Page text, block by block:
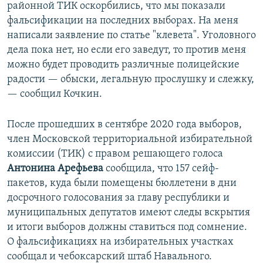
районной ТИК оскорбились, что мы показали
фальсификации на последних выборах. На меня
написали заявление по статье "клевета". Уголовного
дела пока нет, но если его заведут, то против меня
можно будет проводить различные полицейские
радости — обыски, легальную прослушку и слежку,
— сообщил Кочкин.
После прошедших в сентябре 2020 года выборов,
член Московской территориальной избирательной
комиссии (ТИК) с правом решающего голоса
Антонина Арефьева сообщила, что 157 сейф-
пакетов, куда были помещены бюллетени в дни
досрочного голосования за главу республики и
муниципальных депутатов имеют следы вскрытия
и итоги выборов должны ставиться под сомнение.
О фальсификациях на избирательных участках
сообщал и чебоксарский штаб Навального.